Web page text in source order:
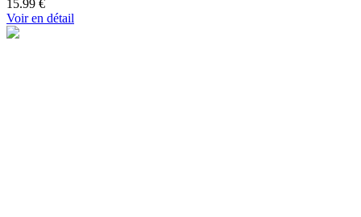
15.99 €
Voir en détail